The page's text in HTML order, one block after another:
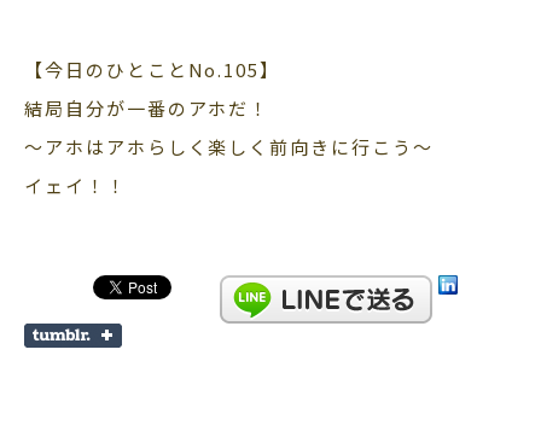
【今日のひとことNo.105】
結局自分が一番のアホだ！
～アホはアホらしく楽しく前向きに行こう～
イェイ！！